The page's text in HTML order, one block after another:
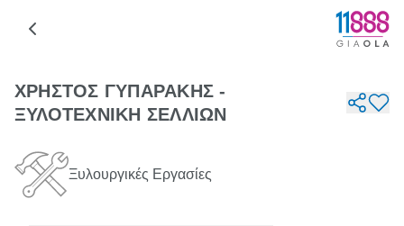
ΧΡΗΣΤΟΣ ΓΥΠΑΡΑΚΗΣ -
ΞΥΛΟΤΕΧΝΙΚΗ ΣΕΛΛΙΩΝ
Ξυλουργικές Εργασίες